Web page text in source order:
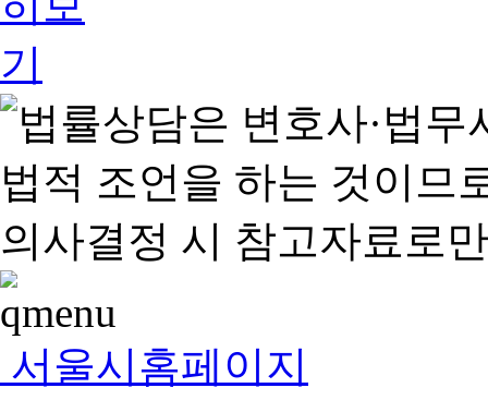
서울시홈페이지